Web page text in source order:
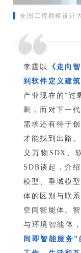
全国工程勘察设计
李霆以
《走向
到软件定义建筑
产业现在的“过
剩，而对下一
需求还有待于
才能找到出路。
义万物SDX、
SDB谈起，介
模型、垂域模
体的区别与联
空间智能体。
与环境智能体
间即智能服务